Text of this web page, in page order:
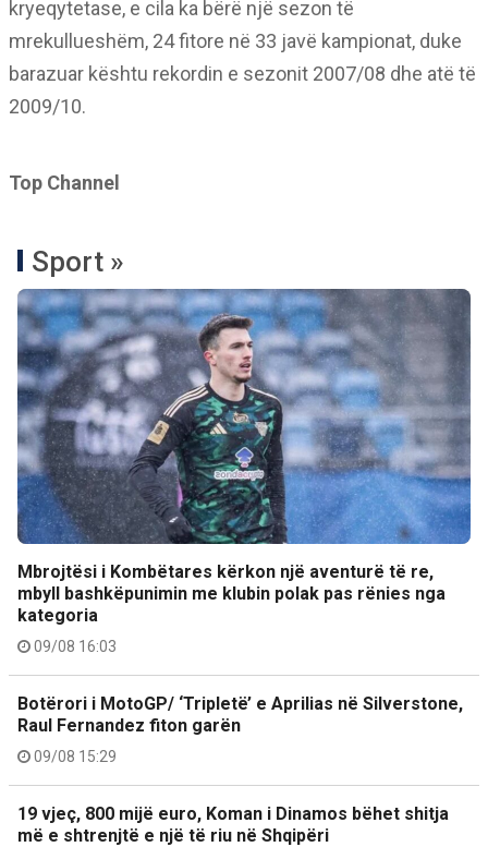
kryeqytetase, e cila ka bërë një sezon të
mrekullueshëm, 24 fitore në 33 javë kampionat, duke
barazuar kështu rekordin e sezonit 2007/08 dhe atë të
2009/10.
Top Channel
Sport »
Mbrojtësi i Kombëtares kërkon një aventurë të re,
mbyll bashkëpunimin me klubin polak pas rënies nga
kategoria
09/08 16:03
Botërori i MotoGP/ ‘Tripletë’ e Aprilias në Silverstone,
Raul Fernandez fiton garën
09/08 15:29
19 vjeç, 800 mijë euro, Koman i Dinamos bëhet shitja
më e shtrenjtë e një të riu në Shqipëri